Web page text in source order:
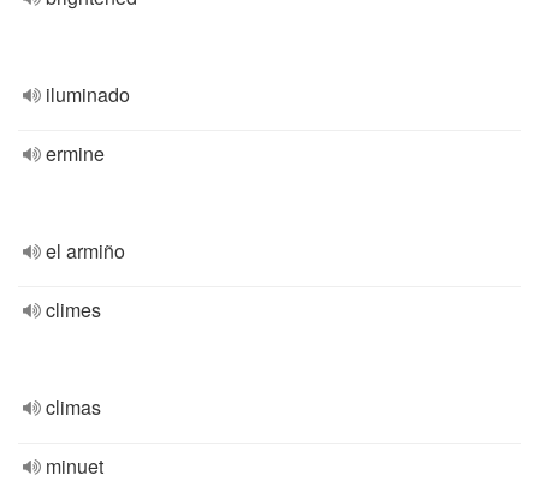
iluminado
ermine
el armiño
climes
climas
minuet